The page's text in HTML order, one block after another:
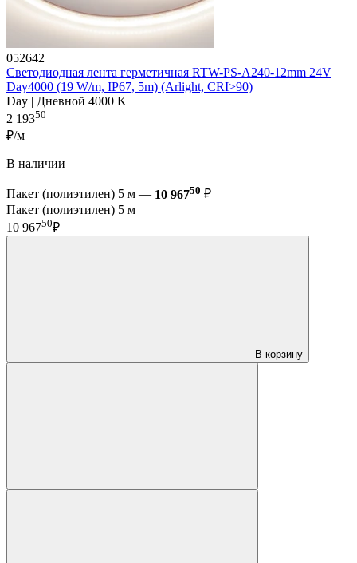
052642
Светодиодная лента герметичная RTW-PS-A240-12mm 24V
Day4000 (19 W/m, IP67, 5m) (Arlight, CRI>90)
Day | Дневной 4000 K
2 19350
₽/м
В наличии
Пакет (полиэтилен) 5 м — 10 96750 ₽
Пакет (полиэтилен) 5 м
10 96750₽
В корзину